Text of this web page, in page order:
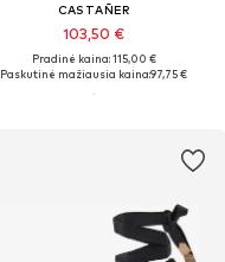
CASTAÑER
103,50 €
Pradinė kaina: 115,00 €
Paskutinė mažiausia kaina:97,75 €